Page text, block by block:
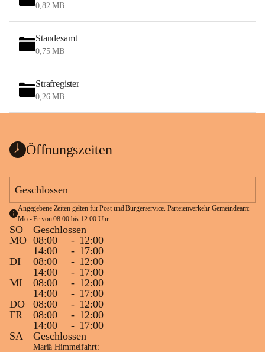
0,82 MB
Standesamt
0,75 MB
Strafregister
0,26 MB
Öffnungszeiten
Geschlossen
Angegebene Zeiten gelten für Post und Bürgerservice. Parteienverkehr Gemeindeamt
Mo - Fr von 08:00 bis 12:00 Uhr.
SO
Geschlossen
MO 08:00 - 12:00
14:00
- 17:00
DI
08:00 - 12:00
14:00
- 17:00
MI
08:00 - 12:00
14:00
- 17:00
DO
08:00 - 12:00
FR
08:00 - 12:00
14:00
- 17:00
SA
Geschlossen
Mariä Himmelfahrt: